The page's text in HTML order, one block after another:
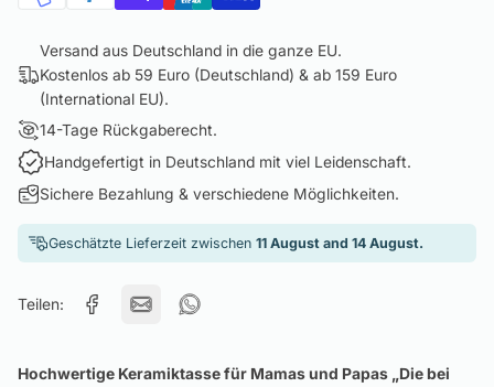
Versand aus Deutschland in die ganze EU.
Kostenlos ab 59 Euro (Deutschland) & ab 159 Euro
(International EU).
14-Tage Rückgaberecht.
Handgefertigt in Deutschland mit viel Leidenschaft.
Sichere Bezahlung & verschiedene Möglichkeiten.
Geschätzte Lieferzeit zwischen 11 August and 14 August.
Teilen:
Hochwertige Keramiktasse für Mamas und Papas
„Die bei